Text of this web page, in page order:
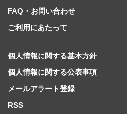
FAQ・お問い合わせ
ご利用にあたって
個人情報に関する基本方針
個人情報に関する公表事項
メールアラート登録
RSS